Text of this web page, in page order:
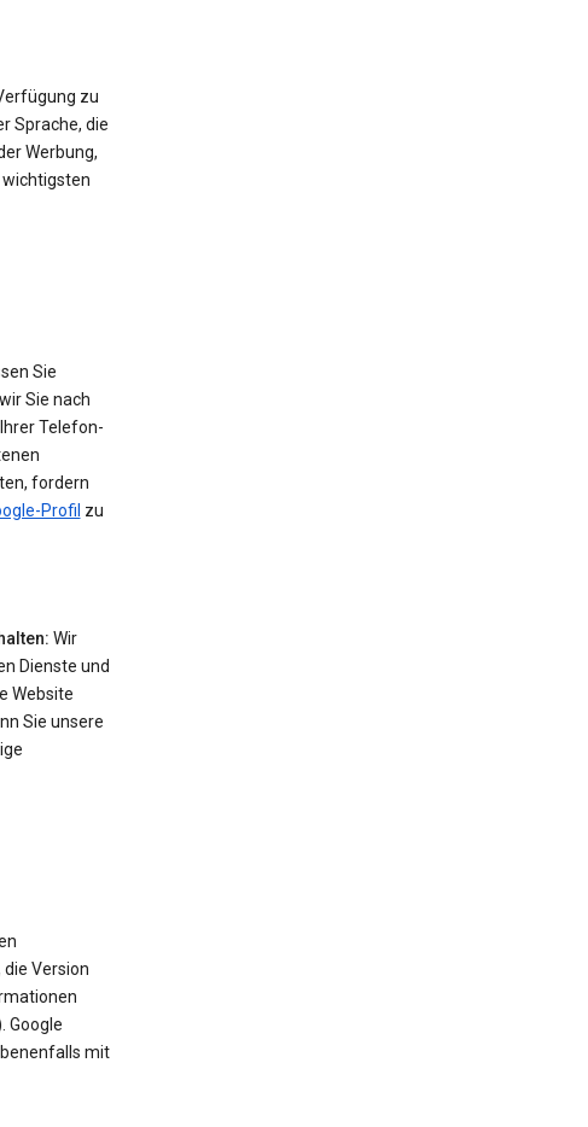
zu
Sprache, die
Werbung,
wichtigsten
Sie
Sie nach
Telefon-
fordern
Profil zu
Wir
Dienste und
Website
Sie unsere
Version
Google
mit